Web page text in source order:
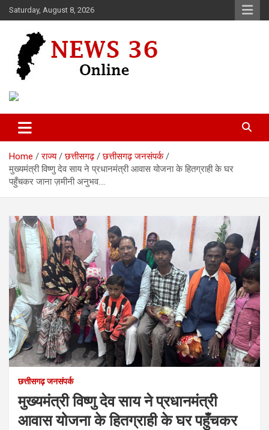
Skip
to
Saturday, August 8, 2026
News 36
Home राज्य छत्तीसगढ़
छत्तीसगढ़ जनसंपर्क
मुख्यमंत्री विष्णु देव साय ने प्रधानमंत्री आवास योजना के हितग्राही के घर
पहुँचकर जाना ज़मीनी अनुभव….
छत्तीसगढ़ जनसंपर्क
मुख्यमंत्री विष्णु देव साय ने प्रधानमंत्री
आवास योजना के हितग्राही के घर पहुँचकर